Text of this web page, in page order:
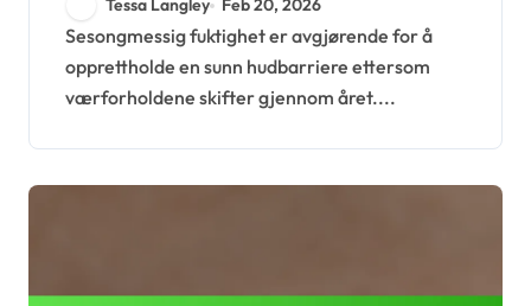
produkter, tips
Tessa Langley Feb 20, 2026
Sesongmessig fuktighet er avgjørende for å
opprettholde en sunn hudbarriere ettersom
værforholdene skifter gjennom året....